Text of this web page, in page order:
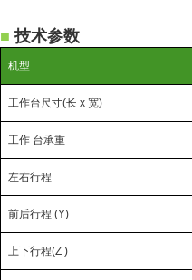
■ 技术参数
机型
工作台尺寸(长 x 宽)
工作 台承重
左右行程
前后行程 (Y)
上下行程(Z )